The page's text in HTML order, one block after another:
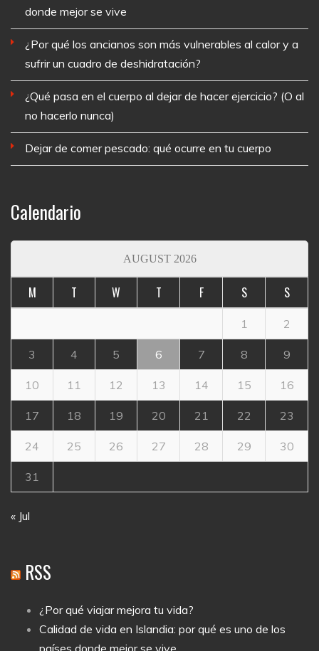
donde mejor se vive
¿Por qué los ancianos son más vulnerables al calor y a
sufrir un cuadro de deshidratación?
¿Qué pasa en el cuerpo al dejar de hacer ejercicio? (O al
no hacerlo nunca)
Dejar de comer pescado: qué ocurre en tu cuerpo
Calendario
AUGUST 2026
M T W T F S S
1 2
3 4 5 6 7 8 9
10 11 12 13 14 15 16
17 18 19 20 21 22 23
24 25 26 27 28 29 30
31
« Jul
RSS
¿Por qué viajar mejora tu vida?
Calidad de vida en Islandia: por qué es uno de los
países donde mejor se vive